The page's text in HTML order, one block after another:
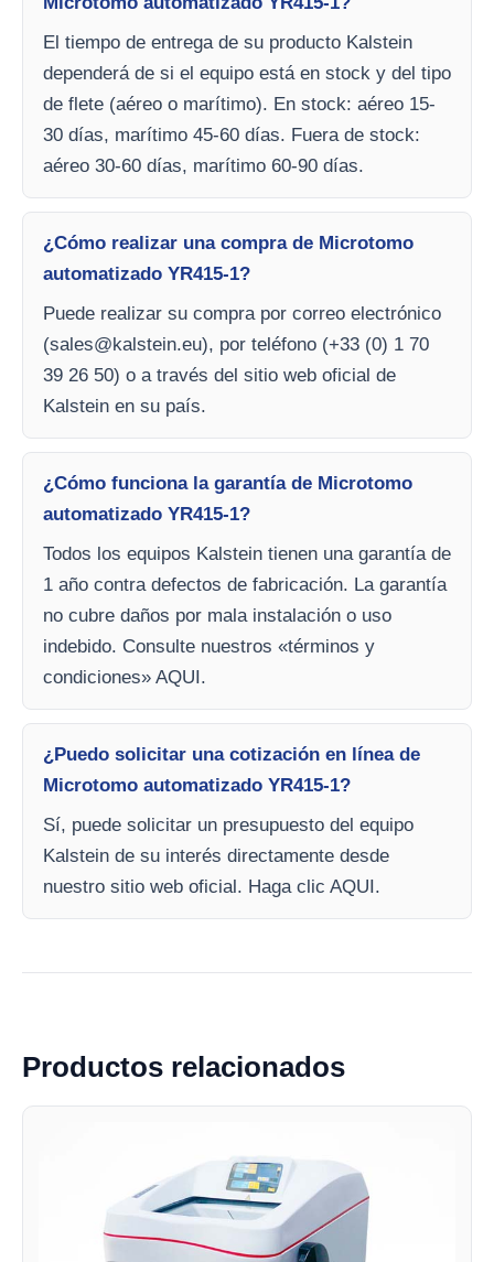
El tiempo de entrega de su producto Kalstein
dependerá de si el equipo está en stock y del tipo
de flete (aéreo o marítimo). En stock: aéreo 15-
30 días, marítimo 45-60 días. Fuera de stock:
aéreo 30-60 días, marítimo 60-90 días.
¿Cómo realizar una compra de Microtomo
automatizado YR415-1?
Puede realizar su compra por correo electrónico
(sales@kalstein.eu), por teléfono (+33 (0) 1 70
39 26 50) o a través del sitio web oficial de
Kalstein en su país.
¿Cómo funciona la garantía de Microtomo
automatizado YR415-1?
Todos los equipos Kalstein tienen una garantía de
1 año contra defectos de fabricación. La garantía
no cubre daños por mala instalación o uso
indebido. Consulte nuestros «términos y
condiciones» AQUI.
¿Puedo solicitar una cotización en línea de
Microtomo automatizado YR415-1?
Sí, puede solicitar un presupuesto del equipo
Kalstein de su interés directamente desde
nuestro sitio web oficial. Haga clic AQUI.
Productos relacionados